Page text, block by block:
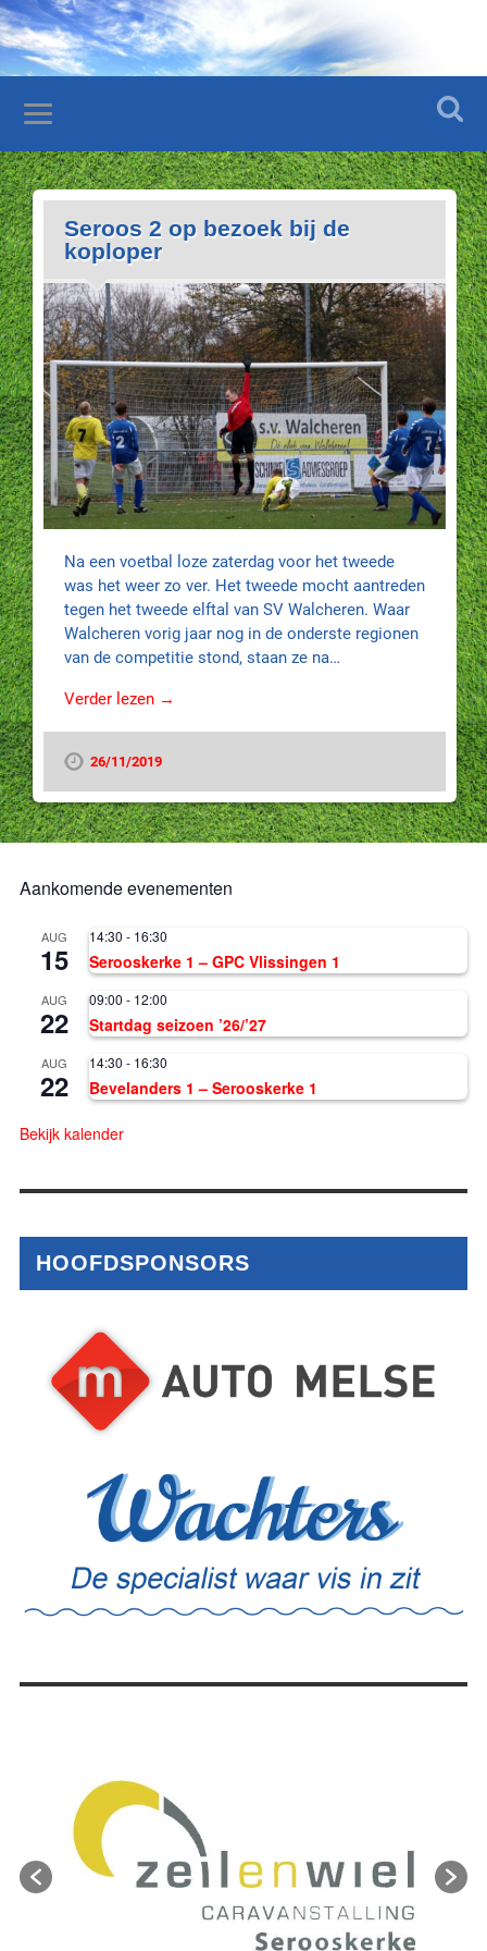
Seroos 2 op bezoek bij de
koploper
Na een voetbal loze zaterdag voor het tweede
was het weer zo ver. Het tweede mocht aantreden
tegen het tweede elftal van SV Walcheren. Waar
Walcheren vorig jaar nog in de onderste regionen
van de competitie stond, staan ze na…
Verder lezen →
26/11/2019
Aankomende evenementen
AUG
15
14:30 - 16:30
Serooskerke 1 – GPC Vlissingen 1
AUG
22
09:00 - 12:00
Startdag seizoen ’26/’27
AUG
22
14:30 - 16:30
Bevelanders 1 – Serooskerke 1
Bekijk kalender
HOOFDSPONSORS